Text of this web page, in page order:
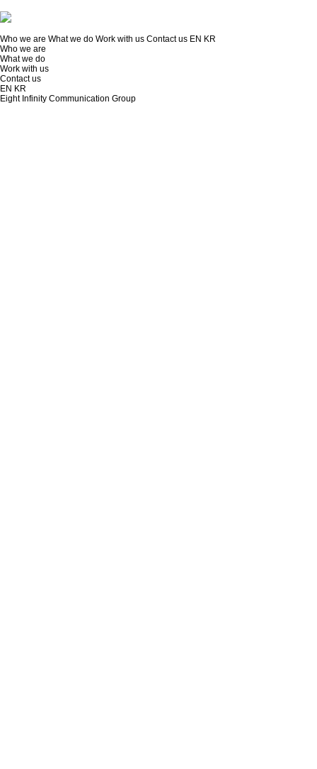
Who we are What we do Work with us Contact us EN KR
Who we are
What we do
Work with us
Contact us
EN KR
Eight Infinity Communication Group